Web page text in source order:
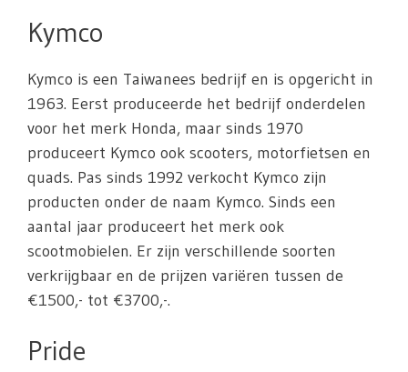
Kymco
Kymco is een Taiwanees bedrijf en is opgericht in
1963. Eerst produceerde het bedrijf onderdelen
voor het merk Honda, maar sinds 1970
produceert Kymco ook scooters, motorfietsen en
quads. Pas sinds 1992 verkocht Kymco zijn
producten onder de naam Kymco. Sinds een
aantal jaar produceert het merk ook
scootmobielen. Er zijn verschillende soorten
verkrijgbaar en de prijzen variëren tussen de
€1500,- tot €3700,-.
Pride